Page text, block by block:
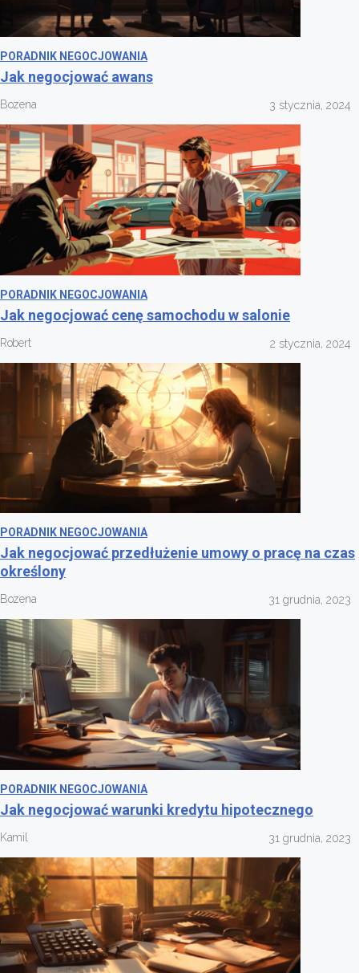
PORADNIK NEGOCJOWANIA
Jak negocjować awans
Bozena 3 stycznia, 2024
PORADNIK NEGOCJOWANIA
Jak negocjować cenę samochodu w salonie
Robert 2 stycznia, 2024
PORADNIK NEGOCJOWANIA
Jak negocjować przedłużenie umowy o pracę na czas
określony
Bozena 31 grudnia, 2023
PORADNIK NEGOCJOWANIA
Jak negocjować warunki kredytu hipotecznego
Kamil 31 grudnia, 2023